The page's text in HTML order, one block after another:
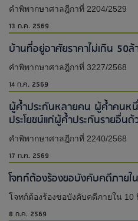
คำพิพากษาศาลฎีกาที่ 2204/2529
13 ก.ค. 2569
บ้านที่อยู่อาศัยราคาไม่เกิน 50
คำพิพากษาศาลฎีกาที่ 3227/2568
14 ก.ค. 2569
ผู้ค้ำประกันหลายคน ผู้ค้ำคนห
ประโยชน์แก่ผู้ค้ำประกันรายอื่น
คำพิพากษาศาลฎีกาที่ 2240/2568
17 ก.ค. 2569
โจทก์ต้องร้องขอบังคับคดีภายใ
โจทก์ต้องร้องขอบังคับคดีภายใน 10
8 ก.ค. 2569